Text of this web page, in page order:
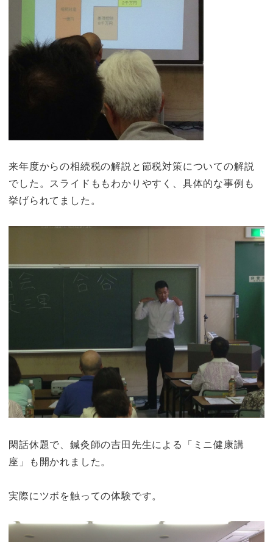
来年度からの相続税の解説と節税対策についての解説
でした。スライドももわかりやすく、具体的な事例も
挙げられてました。
閑話休題で、鍼灸師の吉田先生による「ミニ健康講
座」も開かれました。
実際にツボを触っての体験です。